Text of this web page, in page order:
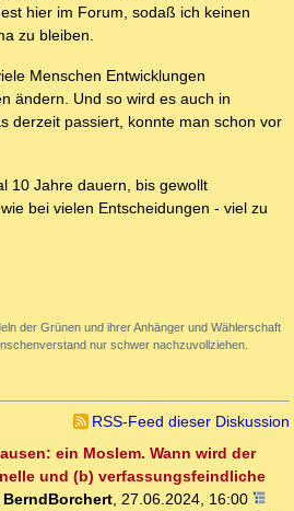
hier im Forum, sodaß ich keinen
zu bleiben.
Menschen Entwicklungen
ändern. Und so wird es auch in
derzeit passiert, konnte man schon vor
10 Jahre dauern, bis gewollt
bei vielen Entscheidungen - viel zu
der Grünen und ihrer Anhänger und Wählerschaft
nur schwer nachzuvollziehen.
RSS-Feed dieser Diskussion
ein Moslem. Wann wird der
und (b) verfassungsfeindliche
BerndBorchert, 27.06.2024, 16:00